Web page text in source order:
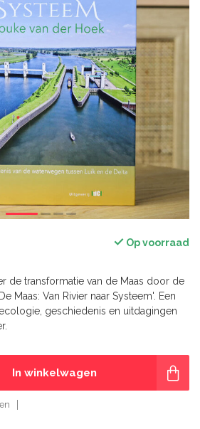
Op voorraad
de transformatie van de Maas door de
Maas: Van Rivier naar Systeem'. Een
geschiedenis en uitdagingen
In winkelwagen